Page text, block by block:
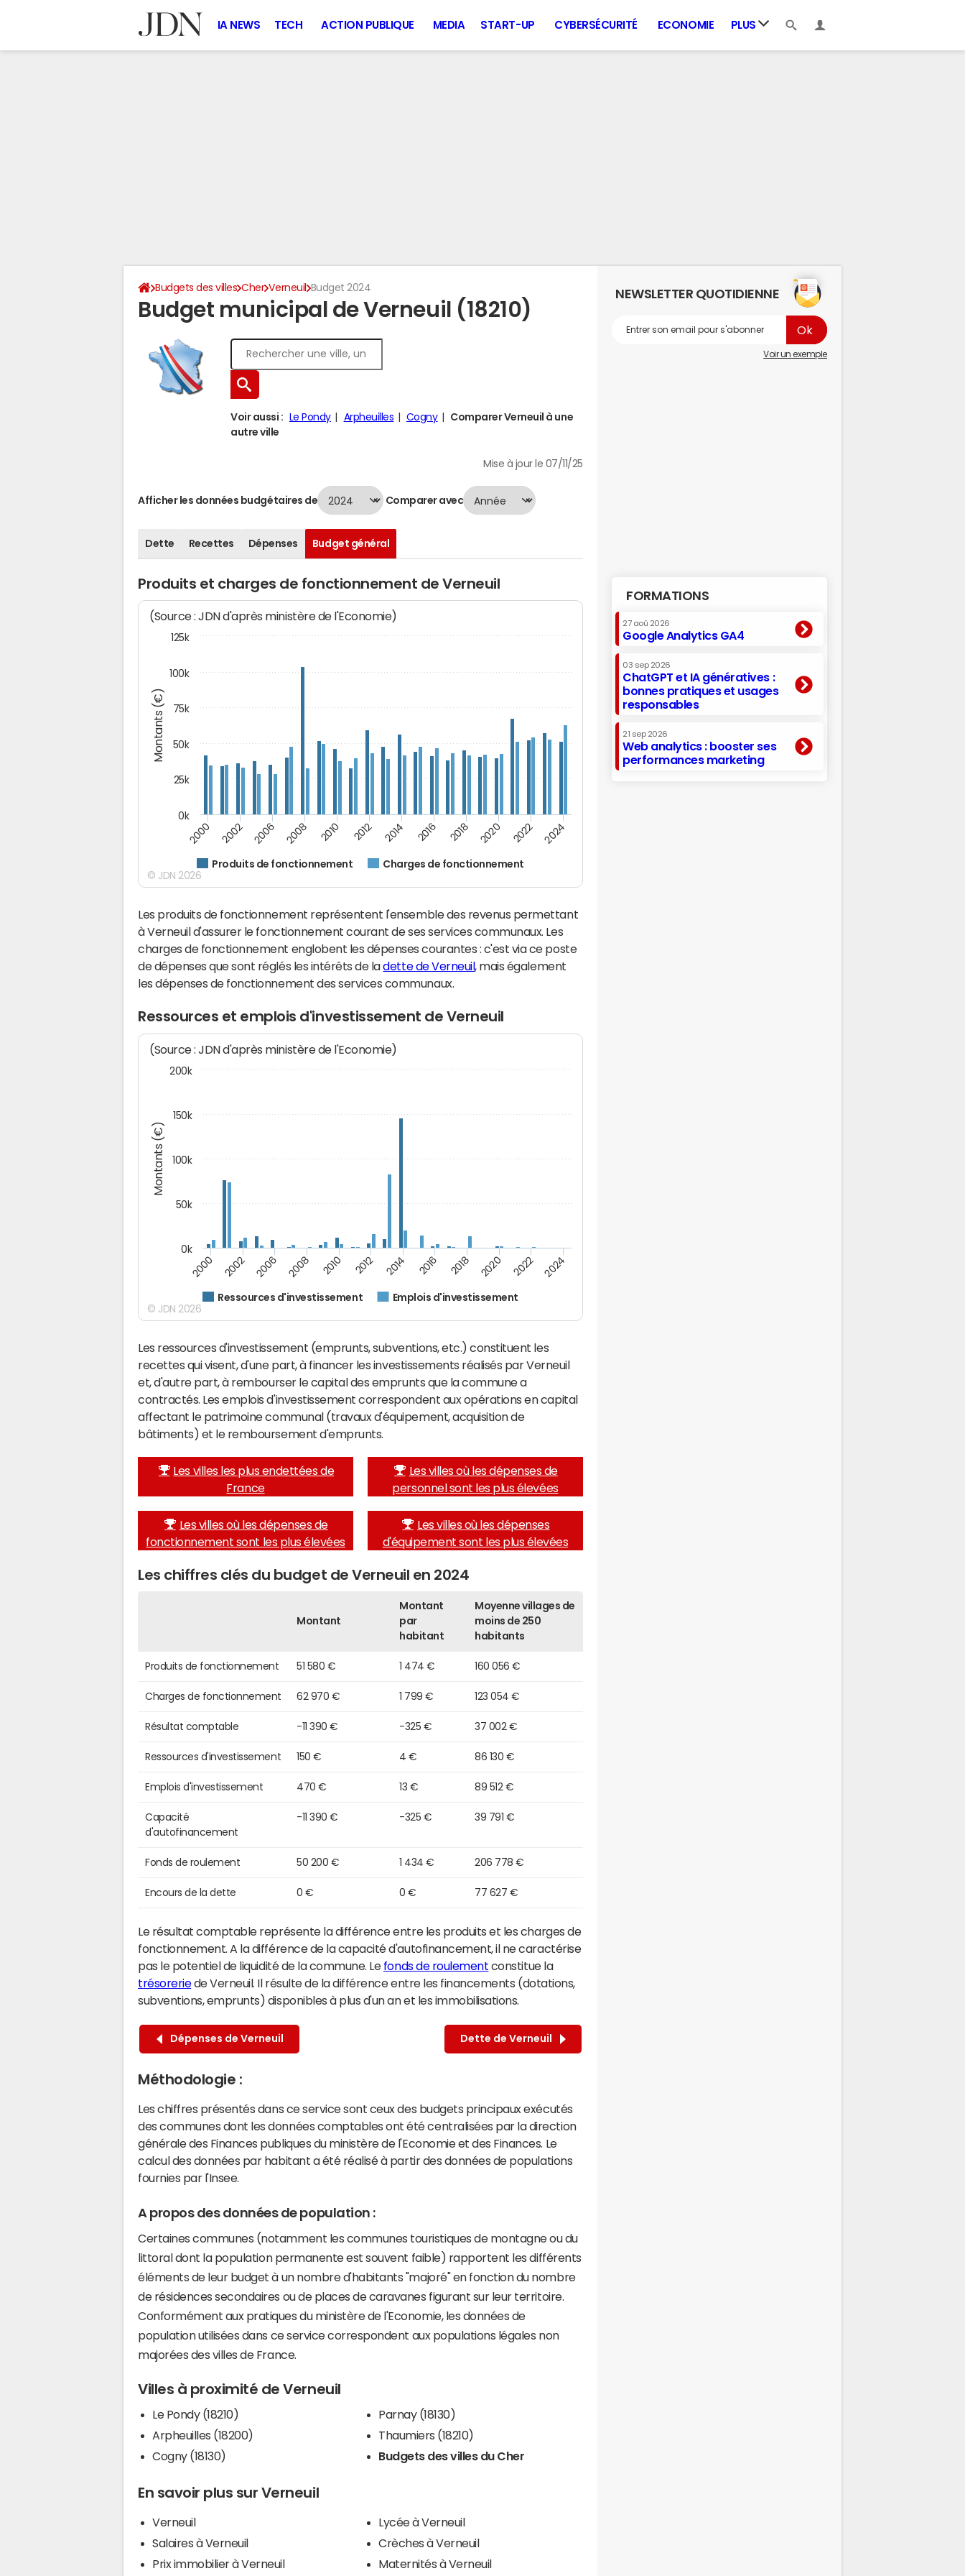
IA NEWS TECH ACTION PUBLIQUE MEDIA START-UP CYBERSÉCURITÉ ECONOMIE PLUS
Budgets des villes Cher Verneuil Budget 2024
Budget municipal de Verneuil (18210)
Voir aussi : Le Pondy Arpheuilles Cogny
Comparer Verneuil à une
autre ville
Mise à jour le 07/11/25
Afficher les données budgétaires de Comparer avec
Dette Recettes Dépenses Budget général
Produits et charges de fonctionnement de Verneuil
Montants (€)
(Source : JDN d'après ministère de l'Economie)
Produits de fonctionnement Charges de fonctionnement
2000 2002 2006 2008 2010 2012 2014 2016 2018 2020 2022 2024
0k
25k
50k
75k
100k
125k
© JDN 2026
Les produits de fonctionnement représentent l'ensemble des revenus permettant
à Verneuil d'assurer le fonctionnement courant de ses services communaux. Les
charges de fonctionnement englobent les dépenses courantes : c'est via ce poste
de dépenses que sont réglés les intérêts de ladette de Verneuil, mais également
les dépenses de fonctionnement des services communaux.
Ressources et emplois d'investissement de Verneuil
Montants (€)
(Source : JDN d'après ministère de l'Economie)
Ressources d'investissement Emplois d'investissement
2000 2002 2006 2008 2010 2012 2014 2016 2018 2020 2022 2024
0k
50k
100k
150k
200k
© JDN 2026
Les ressources d'investissement (emprunts, subventions, etc.) constituent les
recettes qui visent, d'une part, à financer les investissements réalisés par Verneuil
et, d'autre part, à rembourser le capital des emprunts que la commune a
contractés. Les emplois d'investissement correspondent aux opérations en capital
affectant le patrimoine communal (travaux d'équipement, acquisition de
bâtiments) et le remboursement d'emprunts.
Les villes les plus endettées de
France
Les villes où les dépenses de
personnel sont les plus élevées
Les villes où les dépenses de
fonctionnement sont les plus élevées
Les villes où les dépenses
d'équipement sont les plus élevées
Les chiffres clés du budget de Verneuil en 2024
Montant
Montant
par
habitant
Moyenne villages de
moins de 250
habitants
Produits de fonctionnement 51 580 € 1 474 € 160 056 €
Charges de fonctionnement 62 970 € 1 799 € 123 054 €
Résultat comptable -11 390 € -325 € 37 002 €
Ressources d'investissement 150 € 4 € 86 130 €
Emplois d'investissement 470 € 13 € 89 512 €
Capacité
d'autofinancement
-11 390 € -325 € 39 791 €
Fonds de roulement 50 200 € 1 434 € 206 778 €
Encours de la dette 0 € 0 € 77 627 €
Le résultat comptable représente la différence entre les produits et les charges de
fonctionnement. A la différence de la capacité d'autofinancement, il ne caractérise
pas le potentiel de liquidité de la commune. Le fonds de roulement constitue la
trésoreriede Verneuil. Il résulte de la différence entre les financements (dotations,
subventions, emprunts) disponibles à plus d'un an et les immobilisations.
Dépenses de Verneuil Dette de Verneuil
Méthodologie :
Les chiffres présentés dans ce service sont ceux des budgets principaux exécutés
des communes dont les données comptables ont été centralisées par la direction
générale des Finances publiques du ministère de l'Economie et des Finances. Le
calcul des données par habitant a été réalisé à partir des données de populations
fournies par l'Insee.
A propos des données de population :
Certaines communes (notamment les communes touristiques de montagne ou du
littoral dont la population permanente est souvent faible) rapportent les différents
éléments de leur budget à un nombre d'habitants "majoré" en fonction du nombre
de résidences secondaires ou de places de caravanes figurant sur leur territoire.
Conformément aux pratiques du ministère de l'Economie, les données de
population utilisées dans ce service correspondent aux populations légales non
majorées des villes de France.
Villes à proximité de Verneuil
Le Pondy (18210)
Arpheuilles (18200)
Cogny (18130)
Parnay (18130)
Thaumiers (18210)
Budgets des villes du Cher
En savoir plus sur Verneuil
Verneuil
Salaires à Verneuil
Prix immobilier à Verneuil
Lycée à Verneuil
Crèches à Verneuil
Maternités à Verneuil
NEWSLETTER QUOTIDIENNE
Voir un exemple
FORMATIONS
27 aoû 2026
Google Analytics GA4
03 sep 2026
ChatGPT et IA génératives :
bonnes pratiques et usages
responsables
21 sep 2026
Web analytics : booster ses
performances marketing